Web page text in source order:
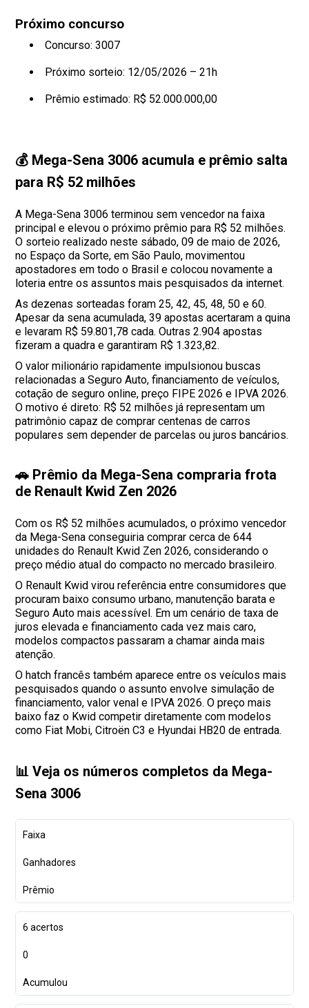
Próximo concurso
Concurso: 3007
Próximo sorteio: 12/05/2026 – 21h
Prêmio estimado: R$ 52.000.000,00
💰 Mega-Sena 3006 acumula e prêmio salta
para R$ 52 milhões
A Mega-Sena 3006 terminou sem vencedor na faixa
principal e elevou o próximo prêmio para R$ 52 milhões.
O sorteio realizado neste sábado, 09 de maio de 2026,
no Espaço da Sorte, em São Paulo, movimentou
apostadores em todo o Brasil e colocou novamente a
loteria entre os assuntos mais pesquisados da internet.
As dezenas sorteadas foram 25, 42, 45, 48, 50 e 60.
Apesar da sena acumulada, 39 apostas acertaram a quina
e levaram R$ 59.801,78 cada. Outras 2.904 apostas
fizeram a quadra e garantiram R$ 1.323,82.
O valor milionário rapidamente impulsionou buscas
relacionadas a Seguro Auto, financiamento de veículos,
cotação de seguro online, preço FIPE 2026 e IPVA 2026.
O motivo é direto: R$ 52 milhões já representam um
patrimônio capaz de comprar centenas de carros
populares sem depender de parcelas ou juros bancários.
🚗 Prêmio da Mega-Sena compraria frota
de Renault Kwid Zen 2026
Com os R$ 52 milhões acumulados, o próximo vencedor
da Mega-Sena conseguiria comprar cerca de 644
unidades do Renault Kwid Zen 2026, considerando o
preço médio atual do compacto no mercado brasileiro.
O Renault Kwid virou referência entre consumidores que
procuram baixo consumo urbano, manutenção barata e
Seguro Auto mais acessível. Em um cenário de taxa de
juros elevada e financiamento cada vez mais caro,
modelos compactos passaram a chamar ainda mais
atenção.
O hatch francês também aparece entre os veículos mais
pesquisados quando o assunto envolve simulação de
financiamento, valor venal e IPVA 2026. O preço mais
baixo faz o Kwid competir diretamente com modelos
como Fiat Mobi, Citroën C3 e Hyundai HB20 de entrada.
📊 Veja os números completos da Mega-
Sena 3006
Faixa
Ganhadores
Prêmio
6 acertos
0
Acumulou